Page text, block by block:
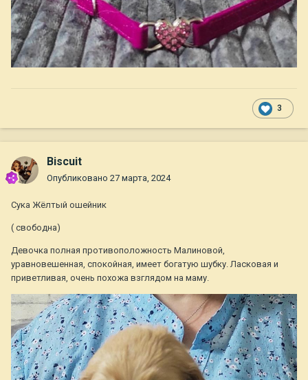
3
Biscuit
Опубликовано 27 марта, 2024
Сука Жёлтый ошейник
( свободна)
Девочка полная противоположность Малиновой,
уравновешенная, спокойная, имеет богатую шубку. Ласковая и
приветливая, очень похожа взглядом на маму.